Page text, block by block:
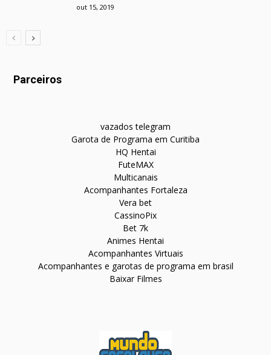
out 15, 2019
Parceiros
vazados telegram
Garota de Programa em Curitiba
HQ Hentai
FuteMAX
Multicanais
Acompanhantes Fortaleza
Vera bet
CassinoPix
Bet 7k
Animes Hentai
Acompanhantes Virtuais
Acompanhantes e garotas de programa em brasil
Baixar Filmes